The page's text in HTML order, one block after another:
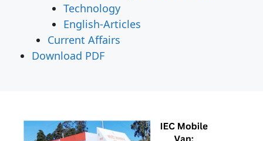
Technology
English-Articles
Current Affairs
Download PDF